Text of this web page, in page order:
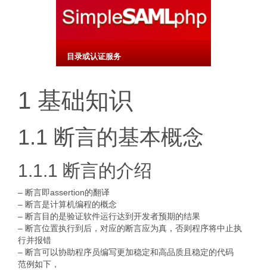
目录或认证服务
1 基础知识
1.1 断言的基本概念
1.1.1 断言的介绍
– 断言即assertion的翻译
– 断言是计算机编程的概念
– 断言目的是验证软件运行达到开发者预期的结果
– 断言位置执行到后，对应的断言应为真，否则程序将中止执
行并报错
– 断言可以协助程序员编写更加稳定和高品质且稳定的代码
范例如下，